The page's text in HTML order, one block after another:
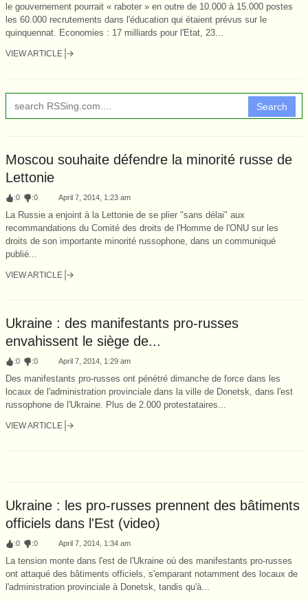
le gouvernement pourrait « raboter » en outre de 10.000 à 15.000 postes
les 60.000 recrutements dans l'éducation qui étaient prévus sur le
quinquennat. Economies : 17 milliards pour l'Etat, 23...
VIEW ARTICLE
Search
Moscou souhaite défendre la minorité russe de
Lettonie
:0 :0 April 7, 2014, 1:23 am
La Russie a enjoint à la Lettonie de se plier "sans délai" aux
recommandations du Comité des droits de l'Homme de l'ONU sur les
droits de son importante minorité russophone, dans un communiqué
publié...
VIEW ARTICLE
Ukraine : des manifestants pro-russes
envahissent le siège de...
:0 :0 April 7, 2014, 1:29 am
Des manifestants pro-russes ont pénétré dimanche de force dans les
locaux de l'administration provinciale dans la ville de Donetsk, dans l'est
russophone de l'Ukraine. Plus de 2.000 protestataires...
VIEW ARTICLE
Ukraine : les pro-russes prennent des bâtiments
officiels dans l'Est (video)
:0 :0 April 7, 2014, 1:34 am
La tension monte dans l'est de l'Ukraine où des manifestants pro-russes
ont attaqué des bâtiments officiels, s'emparant notamment des locaux de
l'administration provinciale à Donetsk, tandis qu'à...